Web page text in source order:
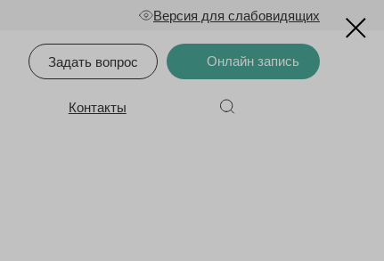
Версия для слабовидящих
Онлайн запись
Задать вопрос
Контакты